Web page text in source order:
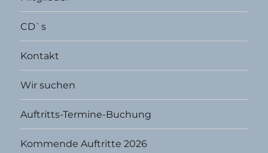
CD`s
Kontakt
Wir suchen
Auftritts-Termine-Buchung
Kommende Auftritte 2026